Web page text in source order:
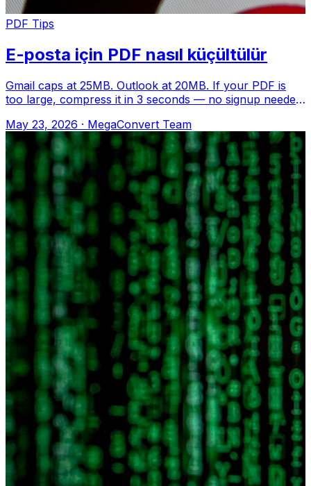
PDF Tips
E-posta için PDF nasıl küçültülür
Gmail caps at 25MB. Outlook at 20MB. If your PDF is
too large, compress it in 3 seconds — no signup needed.
May 23, 2026 · MegaConvert Team